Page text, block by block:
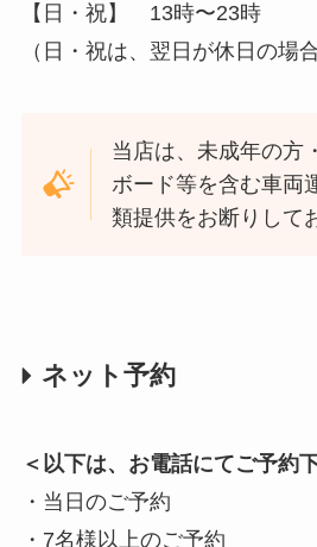
【日・祝】 13時〜23時
（日・祝は、翌日が休日の場
当店は、未成年の方
ボード等を含む車両
類提供をお断りして
ネット予約
＜以下は、お電話にてご予約
・当日のご予約
・7名様以上のご予約